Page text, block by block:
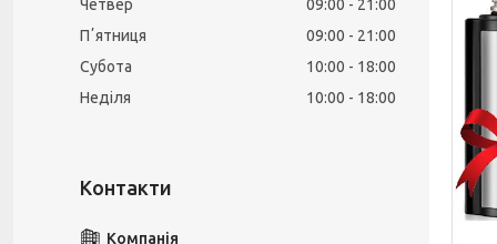
Четвер
09:00
21:00
Пʼятниця
09:00
21:00
Субота
10:00
18:00
Неділя
10:00 18:00